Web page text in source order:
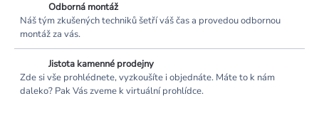
Odborná montáž
Náš tým zkušených techniků šetří váš čas a provedou odbornou
montáž za vás.
Jistota kamenné prodejny
Zde si vše prohlédnete, vyzkoušíte i objednáte. Máte to k nám
daleko? Pak Vás zveme k virtuální prohlídce.